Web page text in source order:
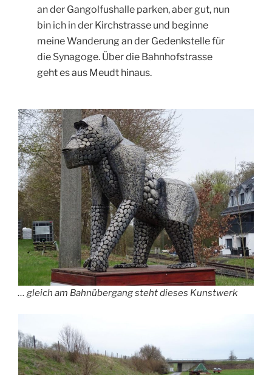
an der Gangolfushalle parken, aber gut, nun
bin ich in der Kirchstrasse und beginne
meine Wanderung an der Gedenkstelle für
die Synagoge. Über die Bahnhofstrasse
geht es aus Meudt hinaus.
… gleich am Bahnübergang steht dieses Kunstwerk